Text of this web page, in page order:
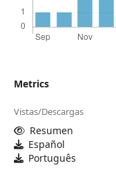
Metrics
Vistas/Descargas
Resumen
Español
Português